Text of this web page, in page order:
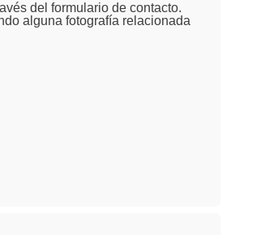
del formulario de contacto.
alguna fotografía relacionada